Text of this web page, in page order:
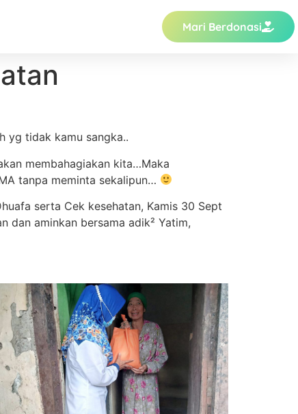
Mari Berdonasi
yg tidak kamu sangka..
membahagiakan kita…Maka
tanpa meminta sekalipun…
serta Cek kesehatan, Kamis 30 Sept
dan aminkan bersama adik² Yatim,